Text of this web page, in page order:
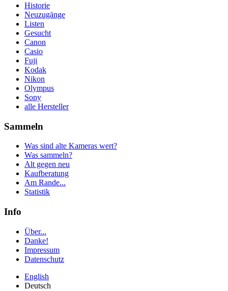
Historie
Neuzugänge
Listen
Gesucht
Canon
Casio
Fuji
Kodak
Nikon
Olympus
Sony
alle Hersteller
Sammeln
Was sind alte Kameras wert?
Was sammeln?
Alt gegen neu
Kaufberatung
Am Rande...
Statistik
Info
Über...
Danke!
Impressum
Datenschutz
English
Deutsch